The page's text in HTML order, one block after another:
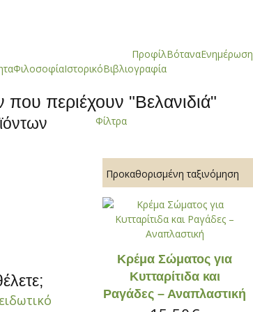
Προφίλ
ΦιλοσοφίαΙστορικόΒιβλιογραφία
ΒόταναΕνημέρωση
που περιέχουν "Βελανιδιά"
Φίλτρα
Kρέμα Σώματος για
Κυτταρίτιδα και
Ραγάδες – Αναπλαστική